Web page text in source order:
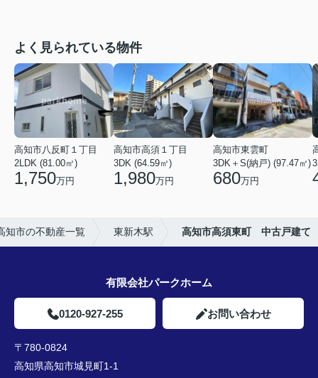
よく見られている物件
高知市八反町１丁目
2LDK (81.00㎡)
1,750万円
高知市高須１丁目
3DK (64.59㎡)
1,980万円
高知市東雲町
3DK＋S(納戸) (97.47㎡)
680万円
知市の不動産一覧 東新木駅 高知市高須東町 中古戸建て
有限会社パークホーム
0120-927-255 お問い合わせ
〒780-0824
高知県高知市城見町1-1